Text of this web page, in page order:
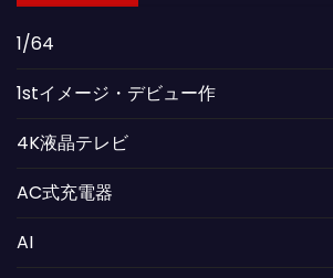
1/64
1stイメージ・デビュー作
4K液晶テレビ
AC式充電器
AI